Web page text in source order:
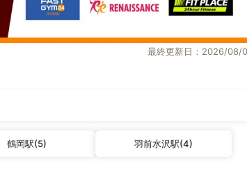
最終更新日：2026/08/
鶴岡駅(5) 羽前水沢駅(4)